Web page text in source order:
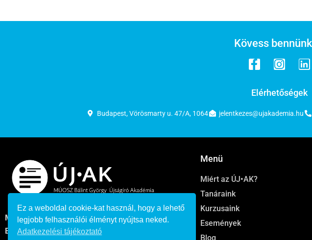
Kövess
Elérhetőségek
Budapest, Vörösmarty u. 47/A, 1064 jelentkezes@ujakademia.hu
MÚOSZ felnőttképzési nyilvántartási száma:
B/2020/003325
Menü
Miért az ÚJ•AK?
Tanáraink
Kurzusaink
Események
Blog
Ez a weboldal cookie-kat használ, hogy a lehető
legjobb felhasználói élményt nyújtsa neked.
Adatkezelési tájékoztató